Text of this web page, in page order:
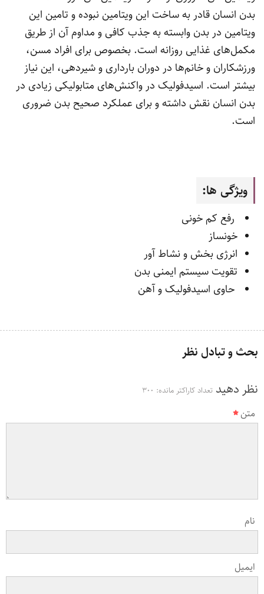
بدن انسان قادر به ساخت این ویتامین نبوده و تامین این
ویتامین در بدن وابسته به جذب کافی و مداوم آن از طریق
مکمل‌های غذایی روزانه است. بخصوص برای افراد مسن،
ورزشکاران و خانم‌ها در دوران بارداری و شیردهی، این نیاز
بیشتر است. اسیدفولیک در واکنش‌های متابولیکی زیادی در
بدن انسان نقش داشته و برای عملکرد صحیح بدن ضروری
است.
ویژگی ها:
رفع کم خونی
خونساز
انرژی بخش و نشاط آور
تقویت سیستم ایمنی بدن
حاوی اسیدفولیک و آهن
بحث و تبادل نظر
نظر دهید تعداد کاراکتر مانده: 300
متن
نام
ایمیل